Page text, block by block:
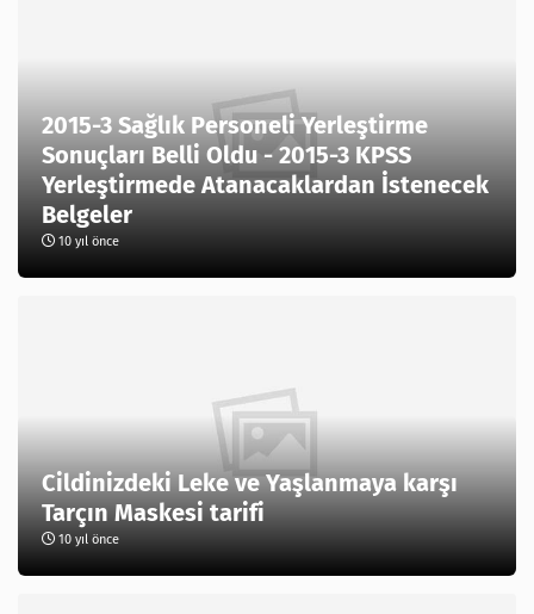
2015-3 Sağlık Personeli Yerleştirme
Sonuçları Belli Oldu - 2015-3 KPSS
Yerleştirmede Atanacaklardan İstenecek
Belgeler
10 yıl önce
Cildinizdeki Leke ve Yaşlanmaya karşı
Tarçın Maskesi tarifi
10 yıl önce